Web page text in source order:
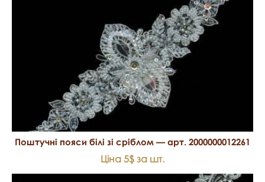
Поштучні пояси білі зі сріблом — арт. 2000000012261
Ціна 5$ за шт.